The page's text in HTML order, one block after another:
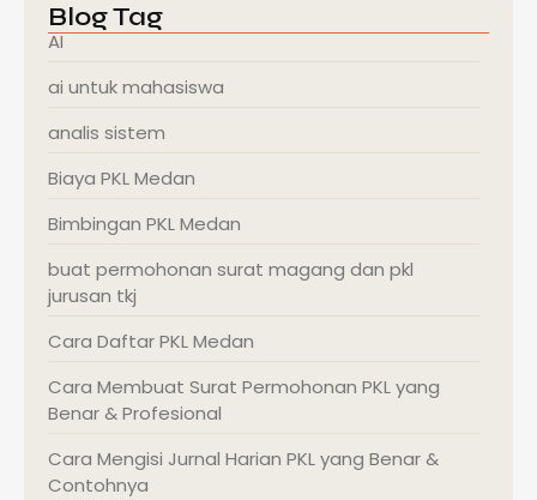
Blog Tag
AI
ai untuk mahasiswa
analis sistem
Biaya PKL Medan
Bimbingan PKL Medan
buat permohonan surat magang dan pkl
jurusan tkj
Cara Daftar PKL Medan
Cara Membuat Surat Permohonan PKL yang
Benar & Profesional
Cara Mengisi Jurnal Harian PKL yang Benar &
Contohnya